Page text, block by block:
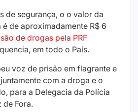
de segurança, o o valor da
de aproximadamente R$ 6
de drogas pela PRF
em todo o País.
voz de prisão em flagrante e
com a droga e o
para a Delegacia da Polícia
de Fora.